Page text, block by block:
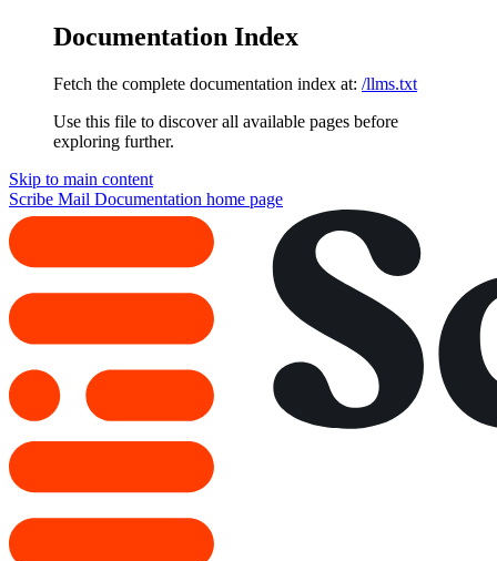
Documentation Index
Fetch the complete documentation index at: /llms.txt
Use this file to discover all available pages before
exploring further.
Skip to main content
Scribe Mail Documentation home page